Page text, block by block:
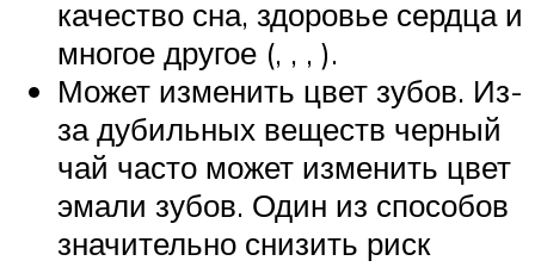
качество сна, здоровье сердца и
многое другое (, , , ).
Может изменить цвет зубов. Из-
за дубильных веществ черный
чай часто может изменить цвет
эмали зубов. Один из способов
значительно снизить риск